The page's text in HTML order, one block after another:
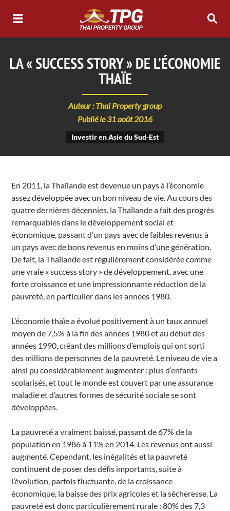
LA « SUCCESS STORY » DE L’ÉCONOMIE
THAÏE
Auteur : Thai Property group
Publié le 31 août 2016
Investir en Asie du Sud-Est
En 2011, la Thaïlande est devenue un pays à l’économie
assez développée avec un bon niveau de vie. Au cours des
quatre dernières décennies, la Thaïlande a fait des progrès
remarquables dans le développement social et
économique, passant d’un pays avec de faibles revenus à
un pays avec de bons revenus en moins d’une génération.
De fait, la Thaïlande est régulièrement considérée comme
une vraie « success story » de développement, avec une
forte croissance et une impressionnante réduction de la
pauvreté, en particulier dans les années 1980.
L’économie thaïe a évolué positivement à un taux annuel
moyen de 7,5% à la fin des années 1980 et au début des
années 1990, créant des millions d’emplois qui ont sorti
des millions de personnes de la pauvreté. Le niveau de vie a
ainsi pu considérablement augmenter : plus d’enfants
scolarisés, et tout le monde est couvert par une assurance
maladie et d’autres formes de sécurité sociale se sont
développées.
La pauvreté a vraiment baissé, passant de 67% de la
population en 1986 à 11% en 2014. Les revenus ont aussi
augmenté. Cependant, les inégalités et la pauvreté
continuent de poser des défis importants, suite à
l’évolution, parfois fluctuante, de la croissance
économique, la baisse des prix agricoles et la sécheresse. La
pauvreté est donc particulièrement rurale : 80% des 7,3